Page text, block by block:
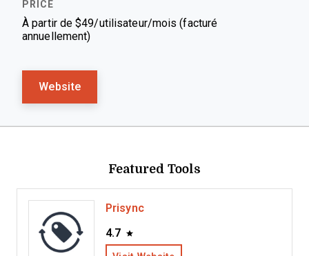
À partir de $49/utilisateur/mois (facturé
annuellement)
Website
Featured Tools
Prisync
4.7